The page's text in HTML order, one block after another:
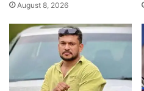
August 8, 2026